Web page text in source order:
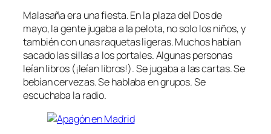
Malasaña era una fiesta. En la plaza del Dos de
mayo, la gente jugaba a la pelota, no solo los niños, y
también con unas raquetas ligeras. Muchos habían
sacado las sillas a los portales. Algunas personas
leían libros (¡leían libros!). Se jugaba a las cartas. Se
bebían cervezas. Se hablaba en grupos. Se
escuchaba la radio.